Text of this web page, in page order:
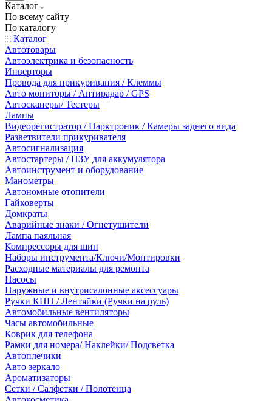
Каталог
По всему сайту
По каталогу
Каталог
Автотовары
Автоэлектрика и безопасность
Инверторы
Провода для прикуривания / Клеммы
Авто мониторы / Антирадар / GPS
Автосканеры/ Тестеры
Лампы
Видеорегистратор / Парктроник / Камеры заднего вида
Разветвители прикуривателя
Автосигнализация
Автостартеры / ПЗУ для аккумулятора
Автоинструмент и оборудование
Манометры
Автономные отопители
Гайковерты
Домкраты
Аварийные знаки / Огнетушители
Лампа паяльная
Компрессоры для шин
Наборы инструмента/Ключи/Монтировки
Расходные материалы для ремонта
Насосы
Наружные и внутрисалонные аксессуары
Ручки КПП / Лентяйки (Ручки на руль)
Автомобильные вентиляторы
Часы автомобильные
Коврик для телефона
Рамки для номера/ Наклейки/ Подсветка
Автоплечики
Авто зеркало
Ароматизаторы
Сетки / Салфетки / Полотенца